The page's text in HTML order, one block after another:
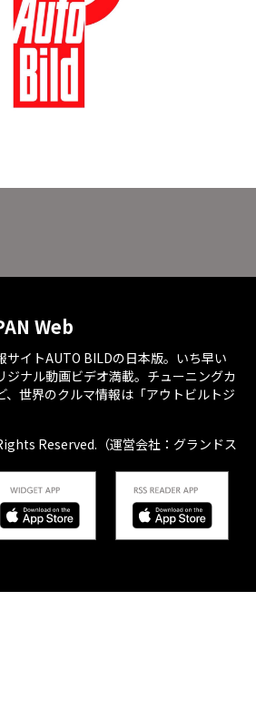
Web
サイトAUTO BILDの日本版。いち早い
ジナル動画ビデオ満載。チューニングカ
、世界のクルマ情報は「アウトビルトジ
Reserved.（運営会社：グランドス